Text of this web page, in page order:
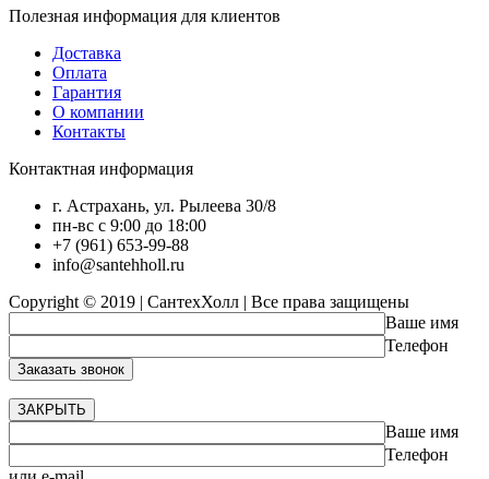
Полезная информация для клиентов
Доставка
Оплата
Гарантия
О компании
Контакты
Контактная информация
г. Астрахань, ул. Рылеева 30/8
пн-вс с 9:00 до 18:00
+7 (961) 653-99-88
info@santehholl.ru
Copyright © 2019 | СантехХолл | Все права защищены
Ваше имя
Телефон
ЗАКРЫТЬ
Ваше имя
Телефон